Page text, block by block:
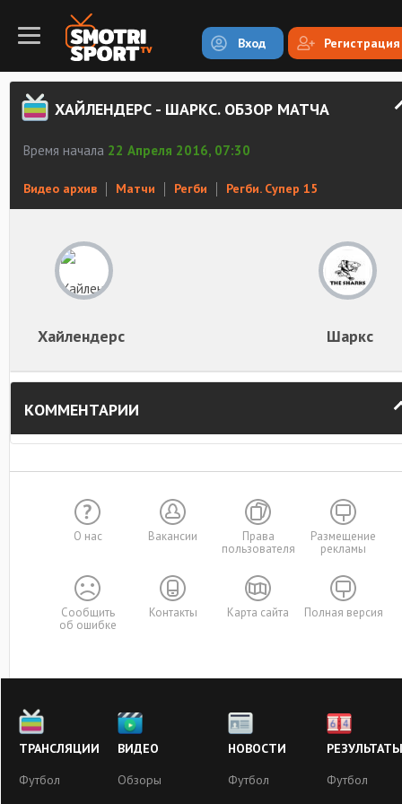
Вход Регистрация
ХАЙЛЕНДЕРС - ШАРКС. ОБЗОР МАТЧА
Время начала 22 Апреля 2016, 07:30
Видео архив Матчи Регби Регби. Супер 15
Хайлендерс Шаркс
КОММЕНТАРИИ
О нас Вакансии
Права
пользователя
Размещение
рекламы
Сообщить
об ошибке
Контакты Карта сайта Полная версия
ТРАНСЛЯЦИИ
Футбол
ВИДЕО
Обзоры
НОВОСТИ
Футбол
РЕЗУЛЬТАТЫ
Футбол